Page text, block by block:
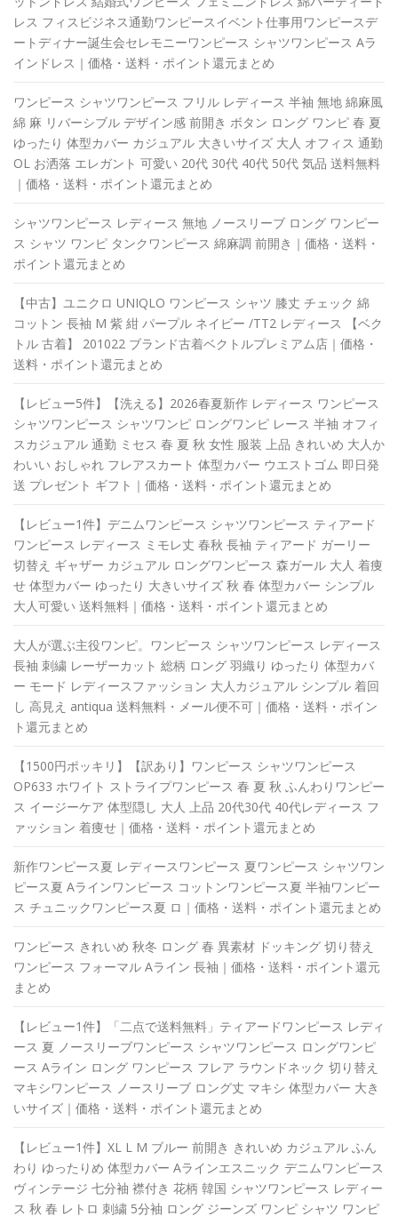
レス フィスビジネス通勤ワンピースイベント仕事用ワンピースデ
ートディナー誕生会セレモニーワンピース シャツワンピース Aラ
インドレス｜価格・送料・ポイント還元まとめ
ワンピース シャツワンピース フリル レディース 半袖 無地 綿麻風
綿 麻 リバーシブル デザイン感 前開き ボタン ロング ワンピ 春 夏
ゆったり 体型カバー カジュアル 大きいサイズ 大人 オフィス 通勤
OL お洒落 エレガント 可愛い 20代 30代 40代 50代 気品 送料無料
｜価格・送料・ポイント還元まとめ
シャツワンピース レディース 無地 ノースリーブ ロング ワンピー
ス シャツ ワンピ タンクワンピース 綿麻調 前開き｜価格・送料・
ポイント還元まとめ
【中古】ユニクロ UNIQLO ワンピース シャツ 膝丈 チェック 綿
コットン 長袖 M 紫 紺 パープル ネイビー /TT2 レディース 【ベク
トル 古着】 201022 ブランド古着ベクトルプレミアム店｜価格・
送料・ポイント還元まとめ
【レビュー5件】【洗える】2026春夏新作 レディース ワンピース
シャツワンピース シャツワンピ ロングワンピ レース 半袖 オフィ
スカジュアル 通勤 ミセス 春 夏 秋 女性 服装 上品 きれいめ 大人か
わいい おしゃれ フレアスカート 体型カバー ウエストゴム 即日発
送 プレゼント ギフト｜価格・送料・ポイント還元まとめ
【レビュー1件】デニムワンピース シャツワンピース ティアード
ワンピース レディース ミモレ丈 春秋 長袖 ティアード ガーリー
切替え ギャザー カジュアル ロングワンピース 森ガール 大人 着痩
せ 体型カバー ゆったり 大きいサイズ 秋 春 体型カバー シンプル
大人可愛い 送料無料｜価格・送料・ポイント還元まとめ
大人が選ぶ主役ワンピ。ワンピース シャツワンピース レディース
長袖 刺繍 レーザーカット 総柄 ロング 羽織り ゆったり 体型カバ
ー モード レディースファッション 大人カジュアル シンプル 着回
し 高見え antiqua 送料無料・メール便不可｜価格・送料・ポイン
ト還元まとめ
【1500円ポッキリ】【訳あり】ワンピース シャツワンピース
OP633 ホワイト ストライプワンピース 春 夏 秋 ふんわりワンピー
ス イージーケア 体型隠し 大人 上品 20代30代 40代レディース フ
ァッション 着痩せ｜価格・送料・ポイント還元まとめ
新作ワンピース夏 レディースワンピース 夏ワンピース シャツワン
ピース夏 Aラインワンピース コットンワンピース夏 半袖ワンピー
ス チュニックワンピース夏 ロ｜価格・送料・ポイント還元まとめ
ワンピース きれいめ 秋冬 ロング 春 異素材 ドッキング 切り替え
ワンピース フォーマル Aライン 長袖｜価格・送料・ポイント還元
まとめ
【レビュー1件】「二点で送料無料」ティアードワンピース レディ
ース 夏 ノースリーブワンピース シャツワンピース ロングワンピ
ース Aライン ロング ワンピース フレア ラウンドネック 切り替え
マキシワンピース ノースリーブ ロング丈 マキシ 体型カバー 大き
いサイズ｜価格・送料・ポイント還元まとめ
【レビュー1件】XL L M ブルー 前開き きれいめ カジュアル ふん
わり ゆったりめ 体型カバー Aラインエスニック デニムワンピース
ヴィンテージ 七分袖 襟付き 花柄 韓国 シャツワンピース レディー
ス 秋 春 レトロ 刺繍 5分袖 ロング ジーンズ ワンピ シャツ ワンピ